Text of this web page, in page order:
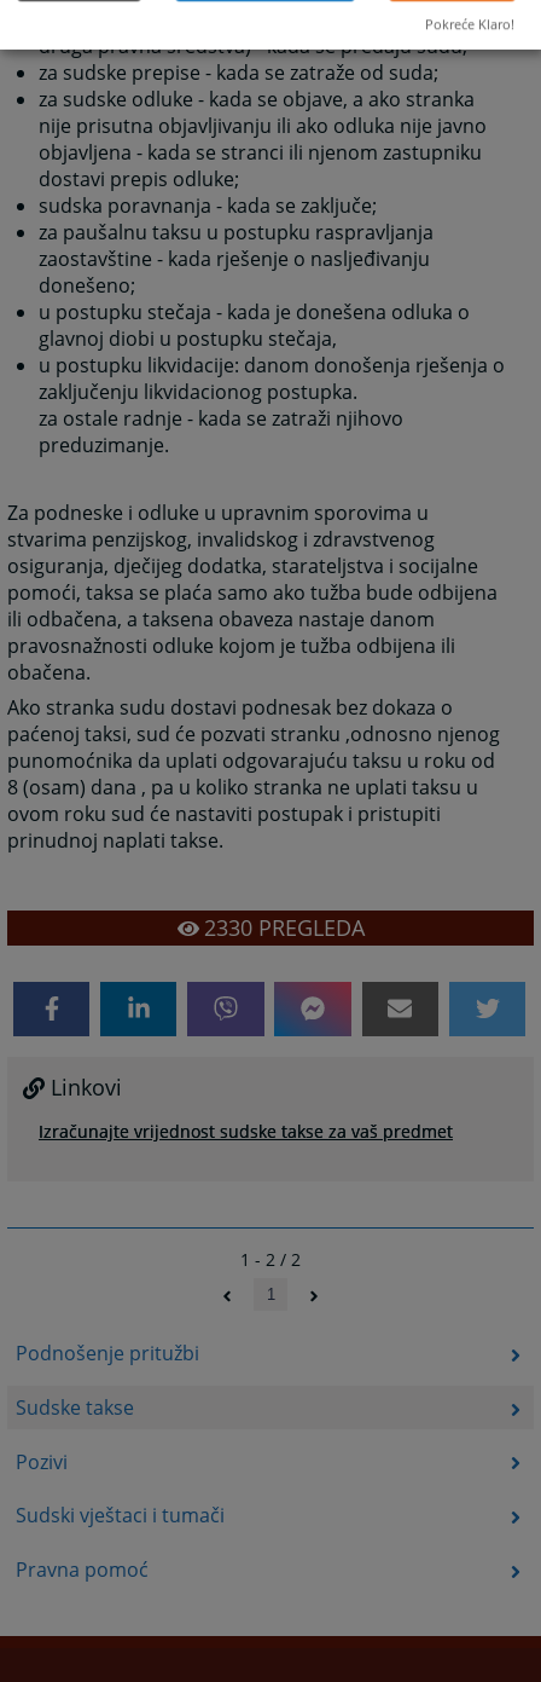
Podnošenje pritužbi
Sudske takse
Pozivi
Sudski vještaci i tumači
Pravna pomoć
za podneske (tužbe, odgovore na tužbe, žalbe i
druga pravna sredstva) - kada se predaju sudu,
za sudske prepise - kada se zatraže od suda;
za sudske odluke - kada se objave, a ako stranka
nije prisutna objavljivanju ili ako odluka nije javno
objavljena - kada se stranci ili njenom zastupniku
dostavi prepis odluke;
sudska poravnanja - kada se zaključe;
za paušalnu taksu u postupku raspravljanja
zaostavštine - kada rješenje o nasljeđivanju
donešeno;
u postupku stečaja - kada je donešena odluka o
glavnoj diobi u postupku stečaja,
u postupku likvidacije: danom donošenja rješenja o
zaključenju likvidacionog postupka.
za ostale radnje - kada se zatraži njihovo
preduzimanje.
Za podneske i odluke u upravnim sporovima u
stvarima penzijskog, invalidskog i zdravstvenog
osiguranja, dječijeg dodatka, starateljstva i socijalne
pomoći, taksa se plaća samo ako tužba bude odbijena
ili odbačena, a taksena obaveza nastaje danom
pravosnažnosti odluke kojom je tužba odbijena ili
obačena.
Ako stranka sudu dostavi podnesak bez dokaza o
paćenoj taksi, sud će pozvati stranku ,odnosno njenog
punomoćnika da uplati odgovarajuću taksu u roku od
8 (osam) dana , pa u koliko stranka ne uplati taksu u
ovom roku sud će nastaviti postupak i pristupiti
prinudnoj naplati takse.
2330PREGLEDA
Linkovi
Izračunajte vrijednost sudske takse za vaš predmet
1 - 2 / 2
1
Pokreće Klaro!